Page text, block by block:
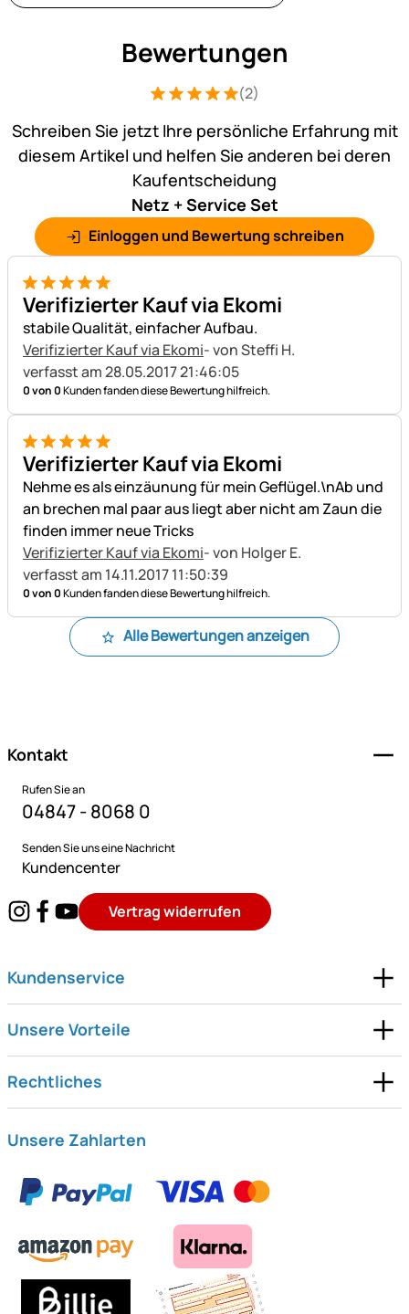
Bewertungen
Bewertung: 5 von 5 (2 Bewertungen)
2 Bewertungen
(2)
Schreiben Sie jetzt Ihre persönliche Erfahrung mit
diesem Artikel und helfen Sie anderen bei deren
Kaufentscheidung
Netz + Service Set
Einloggen und Bewertung schreiben
5 von 5
Verifizierter Kauf via Ekomi
stabile Qualität, einfacher Aufbau.
Verifizierter Kauf via Ekomi- von Steffi H.
verfasst am 28.05.2017 21:46:05
0 von 0Kunden fanden diese Bewertung hilfreich.
5 von 5
Verifizierter Kauf via Ekomi
Nehme es als einzäunung für mein Geflügel.\nAb und
an brechen mal paar aus liegt aber nicht am Zaun die
finden immer neue Tricks
Verifizierter Kauf via Ekomi- von Holger E.
verfasst am 14.11.2017 11:50:39
0 von 0Kunden fanden diese Bewertung hilfreich.
Alle Bewertungen anzeigen
Kontakt
Rufen Sie an
04847 - 8068 0
Senden Sie uns eine Nachricht
Kundencenter
Vertrag widerrufen
Kundenservice
Unsere Vorteile
Rechtliches
Unsere Zahlarten